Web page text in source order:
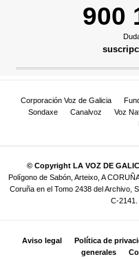
900
Corporación Voz de Galicia
Sondaxe
Canalvoz Voz
© Copyright LA VOZ DE
Polígono de Sabón, Arteixo, A
Coruña en el Tomo 2438 del Archivo,
C-2141.
Aviso legal Política de
generales